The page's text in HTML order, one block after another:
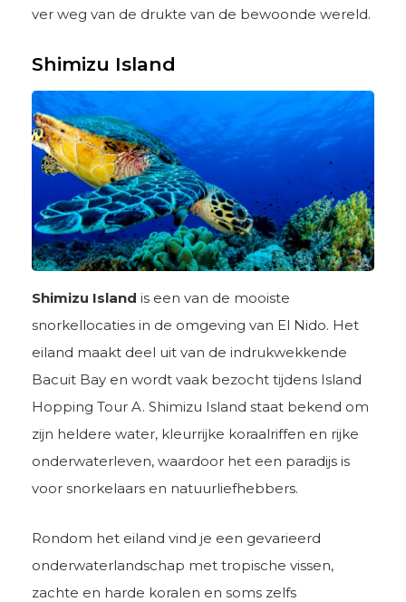
ver weg van de drukte van de bewoonde wereld.
Shimizu Island
Shimizu Island is een van de mooiste
snorkellocaties in de omgeving van El Nido. Het
eiland maakt deel uit van de indrukwekkende
Bacuit Bay en wordt vaak bezocht tijdens Island
Hopping Tour A. Shimizu Island staat bekend om
zijn heldere water, kleurrijke koraalriffen en rijke
onderwaterleven, waardoor het een paradijs is
voor snorkelaars en natuurliefhebbers.
Rondom het eiland vind je een gevarieerd
onderwaterlandschap met tropische vissen,
zachte en harde koralen en soms zelfs